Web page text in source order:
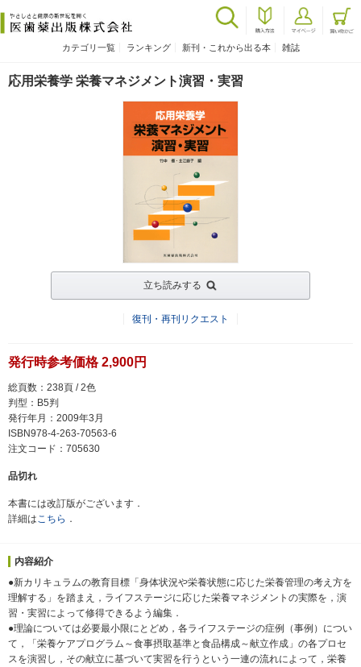
カテゴリ一覧 ランキング 新刊・これから出る本 雑誌
応用栄養学 栄養マネジメント演習・実習
立ち読みする
復刊・再刊リクエスト
発行時参考価格 2,900円
総頁数：238頁 / 2色
判型：B5判
発行年月：2009年3月
ISBN978-4-263-70563-6
注文コード：705630
品切れ
本書には改訂版がございます．
詳細はこちら ．
内容紹介
●新カリキュラムの教育目標「身体状況や栄養状態に応じた栄養管理の考え方を
理解する」を踏まえ，ライフステージに応じた栄養マネジメントの実際を，演
習・実習によって修得できるよう編集．
●理論については必要最小限にとどめ，各ライフステージの症例（事例）につい
て，「栄養ケアプログラム～食事摂取基準と食品構成～献立作成」の各プロセ
スを演習し，その献立に基づいて実習を行うという一連の流れによって，栄養